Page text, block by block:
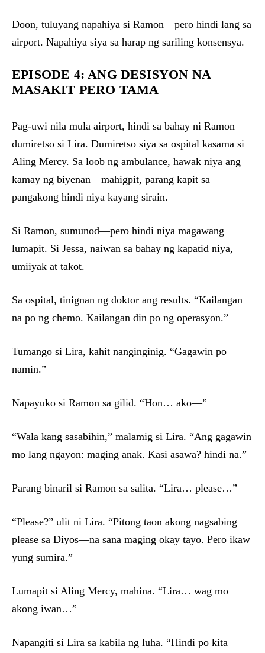
Doon, tuluyang napahiya si Ramon—pero hindi lang sa
airport. Napahiya siya sa harap ng sariling konsensya.
EPISODE 4: ANG DESISYON NA
MASAKIT PERO TAMA
Pag-uwi nila mula airport, hindi sa bahay ni Ramon
dumiretso si Lira. Dumiretso siya sa ospital kasama si
Aling Mercy. Sa loob ng ambulance, hawak niya ang
kamay ng biyenan—mahigpit, parang kapit sa
pangakong hindi niya kayang sirain.
Si Ramon, sumunod—pero hindi niya magawang
lumapit. Si Jessa, naiwan sa bahay ng kapatid niya,
umiiyak at takot.
Sa ospital, tinignan ng doktor ang results. “Kailangan
na po ng chemo. Kailangan din po ng operasyon.”
Tumango si Lira, kahit nanginginig. “Gagawin po
namin.”
Napayuko si Ramon sa gilid. “Hon… ako—”
“Wala kang sasabihin,” malamig si Lira. “Ang gagawin
mo lang ngayon: maging anak. Kasi asawa? hindi na.”
Parang binaril si Ramon sa salita. “Lira… please…”
“Please?” ulit ni Lira. “Pitong taon akong nagsabing
please sa Diyos—na sana maging okay tayo. Pero ikaw
yung sumira.”
Lumapit si Aling Mercy, mahina. “Lira… wag mo
akong iwan…”
Napangiti si Lira sa kabila ng luha. “Hindi po kita